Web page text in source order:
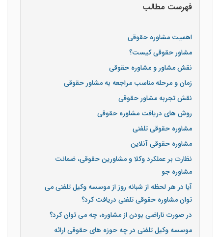
فهرست مطالب
اهمیت مشاوره حقوقی
مشاور حقوقی کیست؟
نقش مشاور و مشاوره حقوقی
زمان و مرحله مناسب مراجعه به مشاور حقوقی
نقش تجربه مشاور حقوقی
روش های دریافت مشاوره حقوقی
مشاوره حقوقی تلفنی
مشاوره حقوقی آنلاین
نظارت بر عملکرد وکلا و مشاورین حقوقی، ضمانت
مشاوره جو
آیا در هر لحظه از شبانه روز از موسسه وکیل تلفنی می
توان مشاوره حقوقی تلفنی دریافت کرد؟
در صورت ناراضی بودن از مشاوره، چه می توان کرد؟
موسسه وکیل تلفنی در چه حوزه های حقوقی ارائه